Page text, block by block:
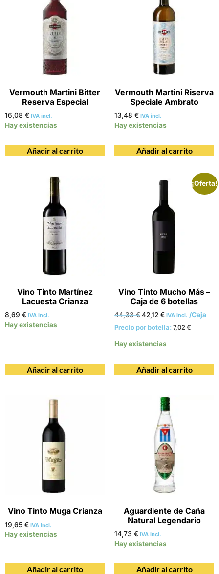
Vermouth Martini Bitter
Reserva Especial
16,08 € IVA incl.
Hay existencias
Añadir al carrito
Vermouth Martini Riserva
Speciale Ambrato
13,48 € IVA incl.
Hay existencias
Añadir al carrito
Vino Tinto Martínez
Lacuesta Crianza
8,69 € IVA incl.
Hay existencias
Añadir al carrito
¡Oferta!
Vino Tinto Mucho Más –
Caja de 6 botellas
44,33€42,12 € IVA incl. /Caja
Precio por botella: 7,02 €
Hay existencias
Añadir al carrito
Vino Tinto Muga Crianza
19,65 € IVA incl.
Hay existencias
Añadir al carrito
Aguardiente de Caña
Natural Legendario
14,73 € IVA incl.
Hay existencias
Añadir al carrito